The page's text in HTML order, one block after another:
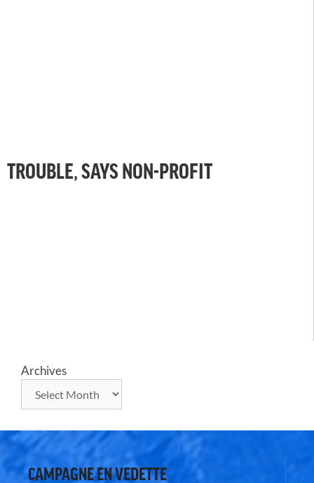
TROUBLE, SAYS NON-PROFIT
Archives
CAMPAGNE EN VEDETTE